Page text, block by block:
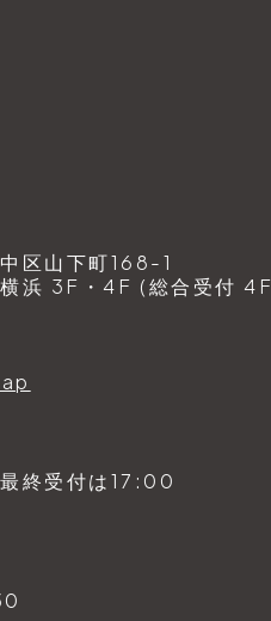
区山下町168-1
浜 3F・4F (総合受付
終受付は17:00